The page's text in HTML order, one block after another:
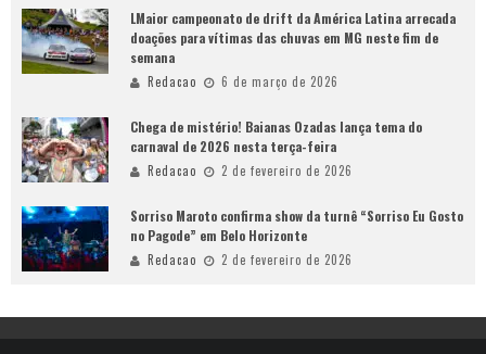
LMaior campeonato de drift da América Latina arrecada
doações para vítimas das chuvas em MG neste fim de
semana
Redacao 6 de março de 2026
Chega de mistério! Baianas Ozadas lança tema do
carnaval de 2026 nesta terça-feira
Redacao 2 de fevereiro de 2026
Sorriso Maroto confirma show da turnê “Sorriso Eu Gosto
no Pagode” em Belo Horizonte
Redacao 2 de fevereiro de 2026